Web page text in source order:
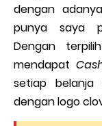
dengan
punya saya
Dengan
mendapat
setiap belanja
dengan logo